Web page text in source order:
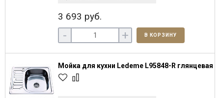
3 693 руб.
- + В КОРЗИНУ
Мойка для кухни Ledeme L95848-R глянцевая